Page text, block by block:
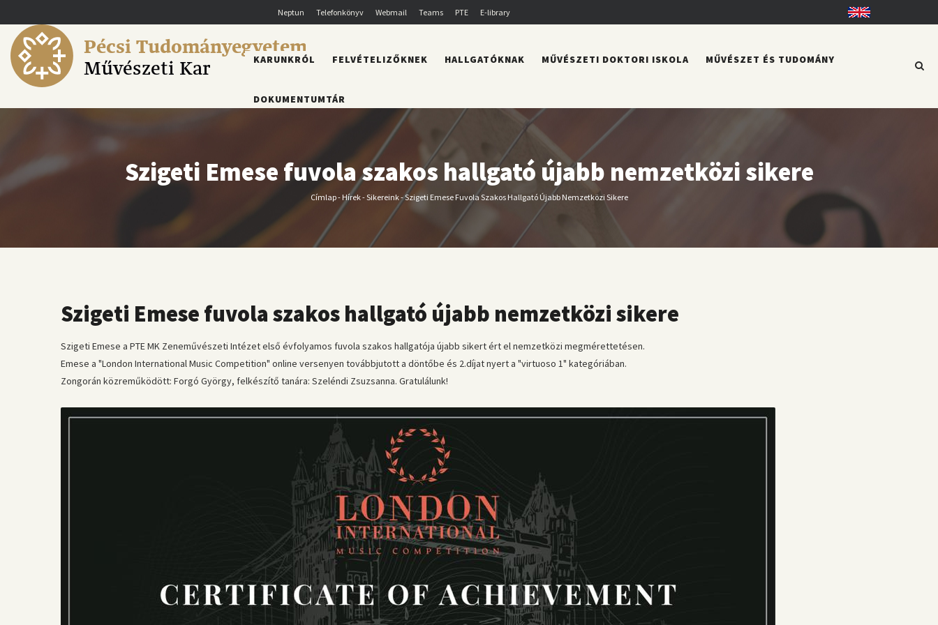
a
tartalomra
Neptun Telefonkönyv Webmail Teams PTE E-library English
Pécsi Tudományegyetem
Művészeti Kar
FŐMENÜ
KARUNKRÓL FELVÉTELIZŐKNEK HALLGATÓKNAK MŰVÉSZETI DOKTORI ISKOLA MŰVÉSZET ÉS TUDOMÁNY
DOKUMENTUMTÁR
Szigeti Emese fuvola szakos hallgató újabb nemzetközi sikere
Morzsa
Címlap- Hírek-Sikereink-Szigeti Emese Fuvola Szakos Hallgató Újabb Nemzetközi Sikere
Szigeti Emese fuvola szakos hallgató újabb nemzetközi sikere
Szigeti Emese a PTE MK Zeneművészeti Intézet első évfolyamos fuvola szakos hallgatója újabb sikert ért el nemzetközi megmérettetésen.
Emese a "London International Music Competition" online versenyen továbbjutott a döntőbe és 2.díjat nyert a "virtuoso 1" kategóriában.
Zongorán közreműködött: Forgó György, felkészítő tanára: Szeléndi Zsuzsanna. Gratulálunk!